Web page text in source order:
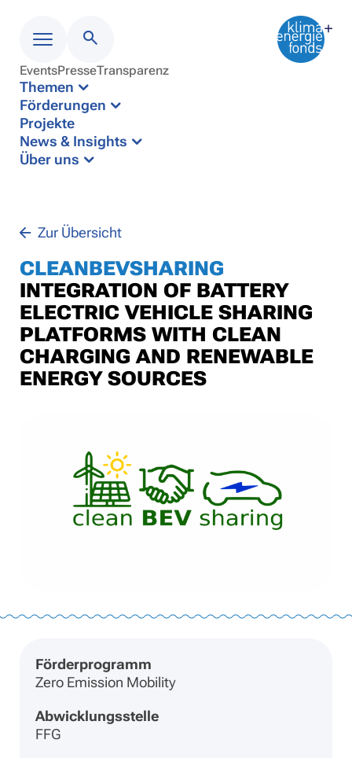
Menü
EventsPresseTransparenz
Themen
Förderungen
Projekte
News & Insights
Über uns
Zur Übersicht
CLEANBEVSHARING
INTEGRATION OF BATTERY
ELECTRIC VEHICLE SHARING
PLATFORMS WITH CLEAN
CHARGING AND RENEWABLE
ENERGY SOURCES
Förderprogramm
Zero Emission Mobility
Abwicklungsstelle
FFG